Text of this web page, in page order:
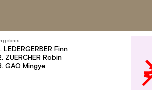
LEDERGERBER Finn
ZUERCHER Robin
GAO Mingye